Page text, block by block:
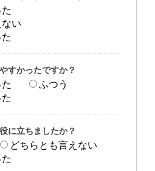
い
すかったですか？
ふつう
に立ちましたか？
どちらとも言えない